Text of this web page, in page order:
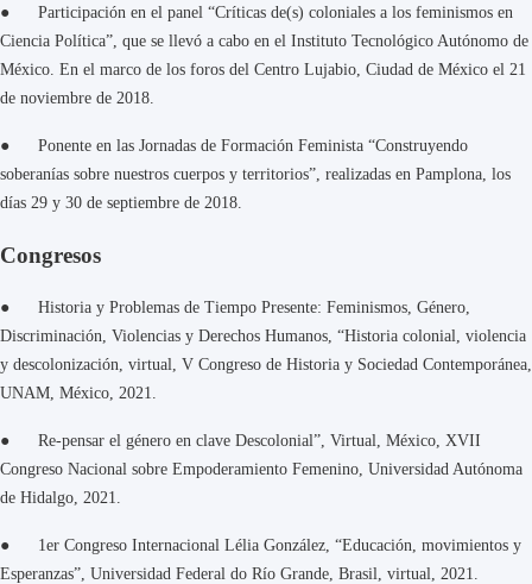
● Participación en el panel “Críticas de(s) coloniales a los feminismos en
Ciencia Política”, que se llevó a cabo en el Instituto Tecnológico Autónomo de
México. En el marco de los foros del Centro Lujabio, Ciudad de México el 21
de noviembre de 2018.
● Ponente en las Jornadas de Formación Feminista “Construyendo
soberanías sobre nuestros cuerpos y territorios”, realizadas en Pamplona, los
días 29 y 30 de septiembre de 2018.
Congresos
● Historia y Problemas de Tiempo Presente: Feminismos, Género,
Discriminación, Violencias y Derechos Humanos, “Historia colonial, violencia
y descolonización, virtual, V Congreso de Historia y Sociedad Contemporánea,
UNAM, México, 2021.
● Re-pensar el género en clave Descolonial”, Virtual, México, XVII
Congreso Nacional sobre Empoderamiento Femenino, Universidad Autónoma
de Hidalgo, 2021.
● 1er Congreso Internacional Lélia González, “Educación, movimientos y
Esperanzas”, Universidad Federal do Río Grande, Brasil, virtual, 2021.